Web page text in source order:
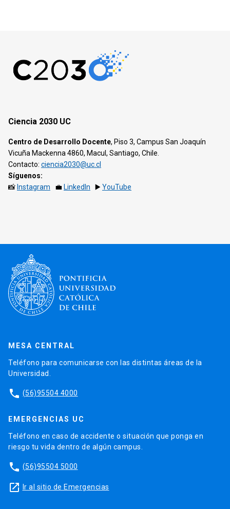
Ciencia 2030 UC
Centro de Desarrollo Docente, Piso 3, Campus San Joaquín
Vicuña Mackenna 4860, Macul, Santiago, Chile.
Contacto: ciencia2030@uc.cl
Síguenos:
📸 Instagram 💼 LinkedIn ▶️YouTube
MESA CENTRAL
Teléfono para comunicarse con las distintas áreas de la
Universidad.
phone (56)95504 4000
EMERGENCIAS UC
Teléfono en caso de accidente o situación que ponga en
riesgo tu vida dentro de algún campus.
phone (56)95504 5000
launch Ir al sitio de Emergencias